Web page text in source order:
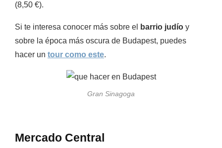
(8,50 €).
Si te interesa conocer más sobre el barrio judío y
sobre la época más oscura de Budapest, puedes
hacer un tour como este.
Gran Sinagoga
Mercado Central